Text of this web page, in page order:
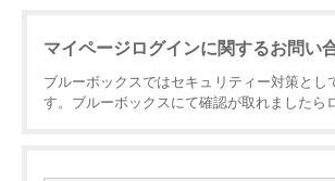
マイページログインに関するお問い
ブルーボックスではセキュリティー対策と
す。ブルーボックスにて確認が取れました